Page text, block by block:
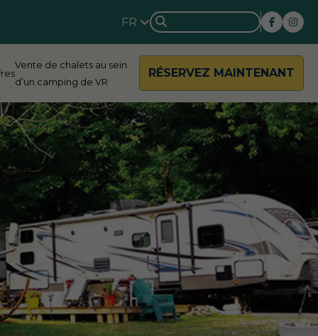
FR
Rondalyn
River
Grandview
Bay
Nestle In
Acres
Silent Valley
Valley
Victoria Harbour
Vente de chalets au sein
d’un camping de VR
RÉSERVEZ MAINTENANT